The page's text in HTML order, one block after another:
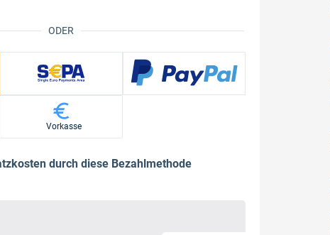
ODER
Vorkasse
durch diese Bezahlmethode